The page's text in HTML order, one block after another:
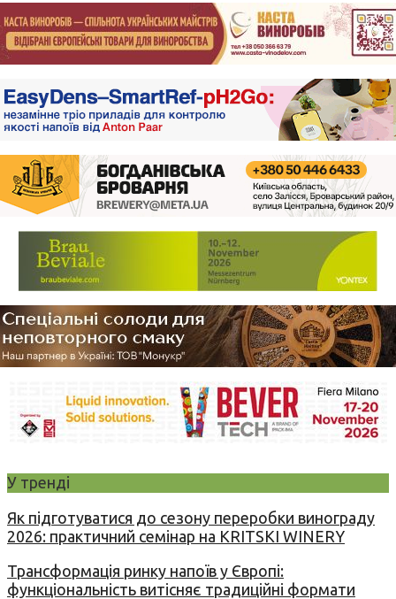
У тренді
Як підготуватися до сезону переробки винограду
2026: практичний семінар на KRITSKI WINERY
Трансформація ринку напоїв у Європі:
функціональність витісняє традиційні формати